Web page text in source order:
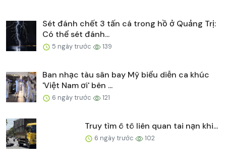
Sét đánh chết 3 tấn cá trong hồ ở Quảng Trị:
Có thể sét đánh...
5 ngày trước 139
Ban nhạc tàu sân bay Mỹ biểu diễn ca khúc
'Việt Nam ơi' bên ...
6 ngày trước 121
Truy tìm ô tô liên quan tai nạn khi...
6 ngày trước 102